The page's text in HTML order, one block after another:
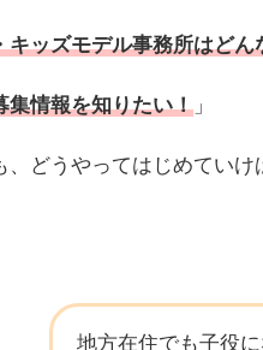
ッズモデル事務所はどん
集情報を知りたい！ 」
どうやってはじめてい
地方在住でも子役